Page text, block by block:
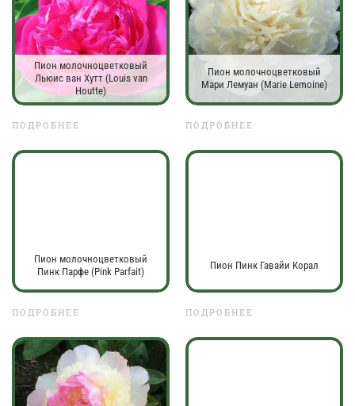
Пион молочноцветковый
Льюис ван Хутт (Louis van
Houtte)
ПОДРОБНЕЕ
Пион молочноцветковый
Мари Лемуан (Marie Lemoine)
ПОДРОБНЕЕ
Пион молочноцветковый
Пинк Парфе (Pink Parfait)
ПОДРОБНЕЕ
Пион Пинк Гавайи Корал
ПОДРОБНЕЕ